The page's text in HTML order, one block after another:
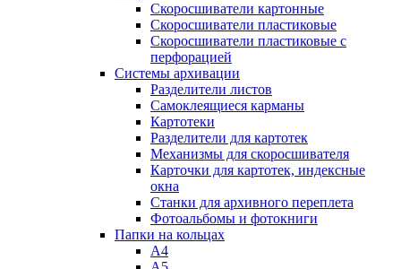
Скоросшиватели картонные
Скоросшиватели пластиковые
Скоросшиватели пластиковые с
перфорацией
Системы архивации
Разделители листов
Самоклеящиеся карманы
Картотеки
Разделители для картотек
Механизмы для скоросшивателя
Карточки для картотек, индексные
окна
Станки для архивного переплета
Фотоальбомы и фотокниги
Папки на кольцах
А4